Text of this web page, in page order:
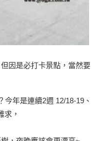
因是必打卡景點，當然要
年是連續2週 12/18-19、
求，